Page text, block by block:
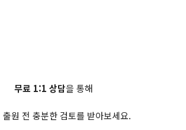
무료 1:1 상담을 통해
출원 전 충분한 검토를 받아보세요.